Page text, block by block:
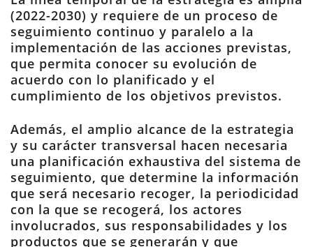
(2022-2030) y requiere de un proceso de
seguimiento continuo y paralelo a la
implementación de las acciones previstas,
que permita conocer su evolución de
acuerdo con lo planificado y el
cumplimiento de los objetivos previstos.
Además, el amplio alcance de la estrategia
y su carácter transversal hacen necesaria
una planificación exhaustiva del sistema de
seguimiento, que determine la información
que será necesario recoger, la periodicidad
con la que se recogerá, los actores
involucrados, sus responsabilidades y los
productos que se generarán y que